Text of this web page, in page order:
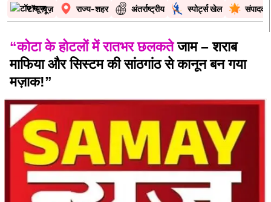
टॉप न्यूज़ राज्य-शहर अंतर्राष्ट्रीय स्पोर्ट्स खेल
“कोटा के होटलों में रातभर छलकतेजाम – शराब
माफिया और सिस्टम की सांठगांठ से कानून बन गया
मज़ाक!”